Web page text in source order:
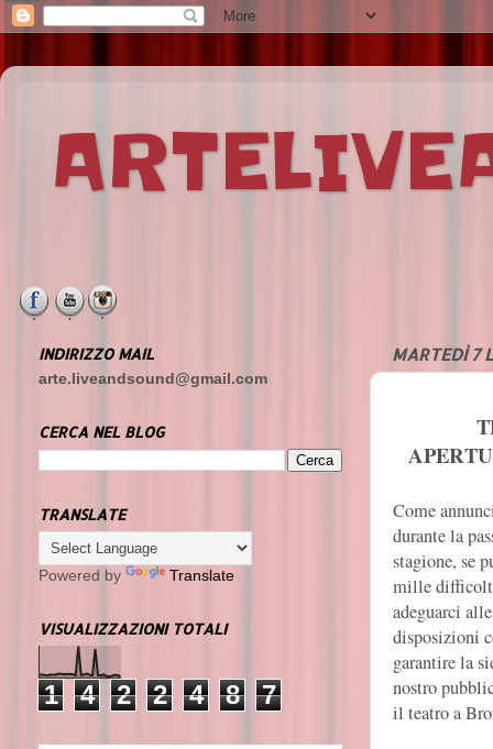
MARTEDÌ 7
Come
durante la
stagione, se
mille
adeguarci alle
disposizioni
garantire la
nostro
il teatro a
INDIRIZZO MAIL
arte.liveandsound@gmail.com
CERCA NEL BLOG
TRANSLATE
Powered by Translate
VISUALIZZAZIONI TOTALI
1 4 2 2 4 8 7